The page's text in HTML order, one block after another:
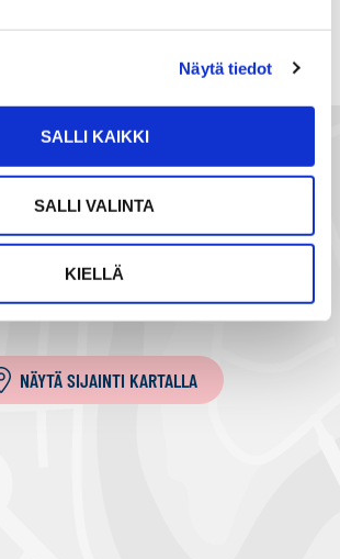
Näytä tiedot
SALLI KAIKKI
SALLI VALINTA
KIELLÄ
ä
o
i
l
NÄYTÄ SIJAINTI KARTALLA